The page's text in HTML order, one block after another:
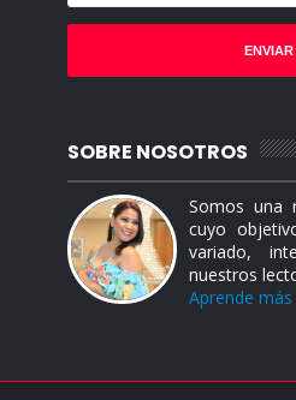
SOBRE NOSOTROS
Somos una
cuyo
variado,
nuestros
Aprende